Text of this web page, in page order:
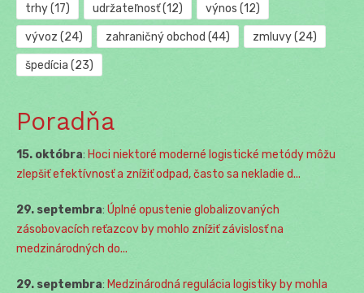
trhy(17) udržateľnosť(12) výnos (12)
vývoz (24) zahraničný obchod (44) zmluvy(24)
špedícia (23)
Poradňa
15. októbra: Hoci niektoré moderné logistické metódy môžu
zlepšiť efektívnosť a znížiť odpad, často sa nekladie d...
29. septembra: Úplné opustenie globalizovaných
zásobovacích reťazcov by mohlo znížiť závislosť na
medzinárodných do...
29. septembra: Medzinárodná regulácia logistiky by mohla